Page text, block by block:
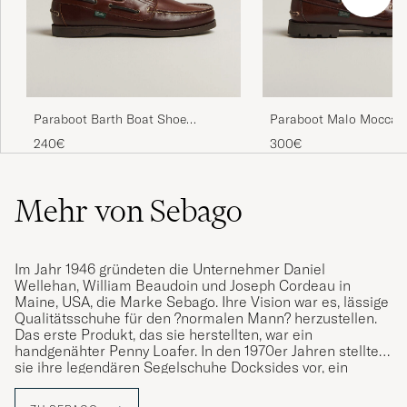
Lika bra som det par jag slitit ut! Toppen
Stela i början men efter en kortare tid var
dom mjuka och följsamma och sitter nu som
LARS V GEKAUFT AM AUF CAREOFCARL.SE
Super sköna skor i rätt storlek.
LEIF P GEKAUFT AM AUF CAREOFCARL.SE
Bestellung und Lieferung liefen perfekt. Der
Paraboot Barth Boat Shoe
America
240€
Paraboot Malo
300€
Mehr von Sebago
Im Jahr 1946 gründeten die Unternehmer Daniel
Wellehan, William Beaudoin und Joseph Cordeau in
Maine, USA, die Marke Sebago. Ihre Vision war es, lässige
Qualitätsschuhe für den ?normalen Mann? herzustellen.
Das erste Produkt, das sie herstellten, war ein
handgenähter Penny Loafer. In den 1970er Jahren stellten
sie ihre legendären Segelschuhe Docksides vor, ein
Modell, das stark mit der Marke und ihrem